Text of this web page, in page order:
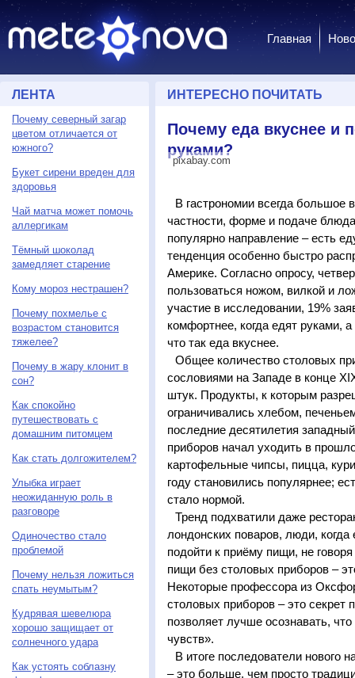
Главная
ЛЕНТА
Почему северный загар
цветом отличается от
южного?
Букет сирени вреден для
здоровья
Чай матча может помочь
аллергикам
Тёмный шоколад
замедляет старение
Кому мороз нестрашен?
Почему похмелье с
возрастом становится
тяжелее?
Почему в жару клонит в
сон?
Как спокойно
путешествовать с
домашним питомцем
Как стать долгожителем?
Улыбка играет
неожиданную роль в
разговоре
Одиночество стало
проблемой
Почему нельзя ложиться
спать неумытым?
Кудрявая шевелюра
хорошо защищает от
солнечного удара
Как устоять соблазну
ИНТЕРЕСНО ПОЧИТАТЬ
Почему еда вкуснее и
руками?
pixabay.com
В гастрономии всегда большое
частности, форме и подаче
популярно направление – есть
тенденция особенно быстро
Америке. Согласно опросу,
пользоваться ножом, вилкой и
участие в исследовании, 19%
комфортнее, когда едят руками,
что так еда вкуснее.
Общее количество столовых
сословиями на Западе в конце
штук. Продукты, к которым
ограничивались хлебом,
последние десятилетия
приборов начал уходить в
картофельные чипсы, пицца,
году становились популярнее;
стало нормой.
Тренд подхватили даже
лондонских поваров, люди,
подойти к приёму пищи, не
пищи без столовых приборов –
Некоторые профессора из
столовых приборов – это секрет
позволяет лучше осознавать,
чувств».
В итоге последователи нового
– это больше, чем просто